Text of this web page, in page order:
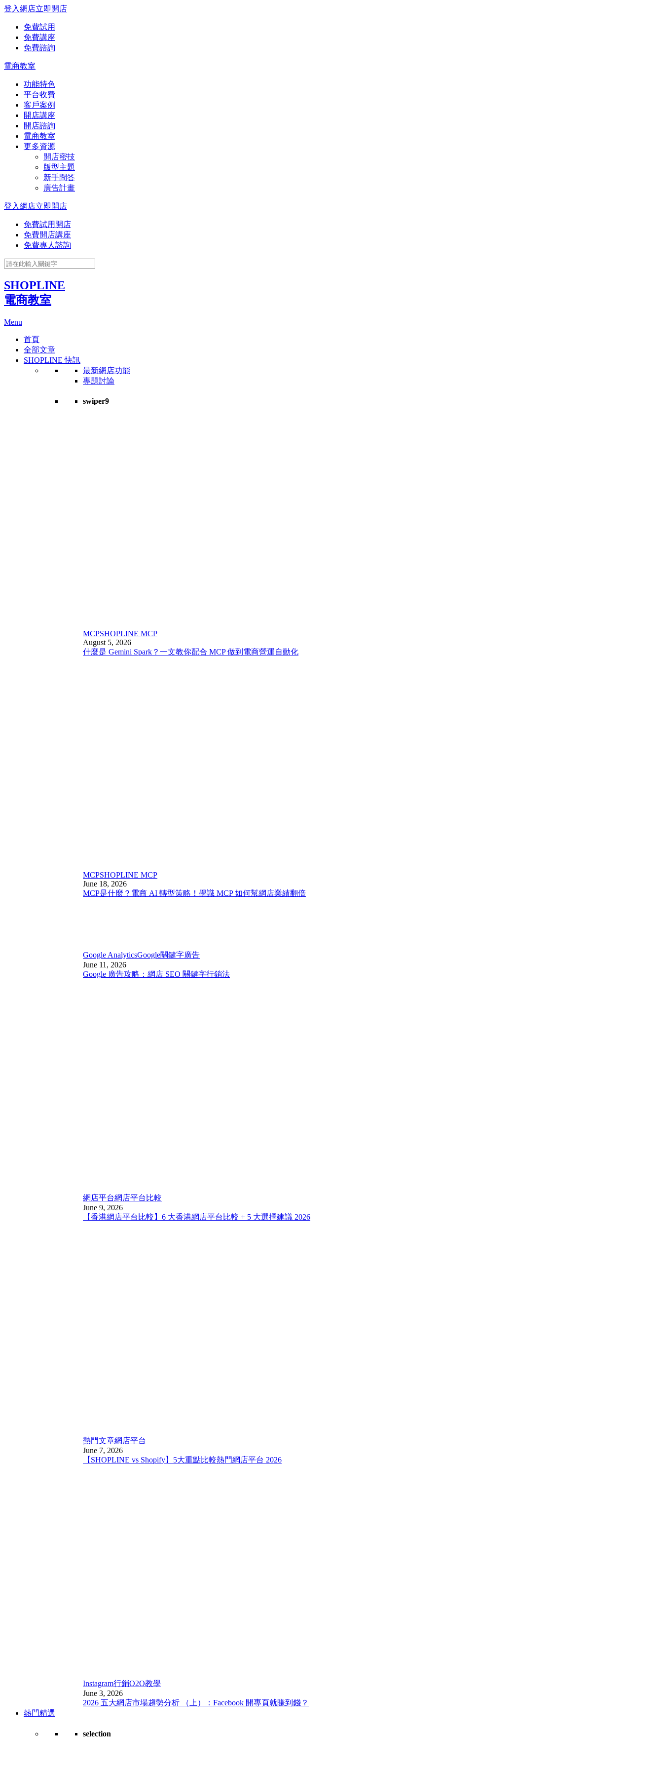
登入網店立即開店
免費試用
免費講座
免費諮詢
電商教室
功能特色
平台收費
客戶案例
開店講座
開店諮詢
電商教室
更多資源
開店密技
版型主題
新手問答
廣告計畫
登入網店立即開店
免費試用開店
免費開店講座
免費專人諮詢
SHOPLINE
電商教室
Menu
首頁
全部文章
SHOPLINE 快訊
最新網店功能
專題討論
swiper9
MCPSHOPLINE MCP
August 5, 2026
什麼是 Gemini Spark？一文教你配合 MCP 做到電商營運自動化
MCPSHOPLINE MCP
June 18, 2026
MCP是什麼？電商 AI 轉型策略！學識 MCP 如何幫網店業績翻倍
Google AnalyticsGoogle關鍵字廣告
June 11, 2026
Google 廣告攻略：網店 SEO 關鍵字行銷法
網店平台網店平台比較
June 9, 2026
【香港網店平台比較】6 大香港網店平台比較 + 5 大選擇建議 2026
熱門文章網店平台
June 7, 2026
【SHOPLINE vs Shopify】5大重點比較熱門網店平台 2026
Instagram行銷O2O教學
June 3, 2026
2026 五大網店市場趨勢分析 （上）：Facebook 開專頁就賺到錢？
熱門精選
selection